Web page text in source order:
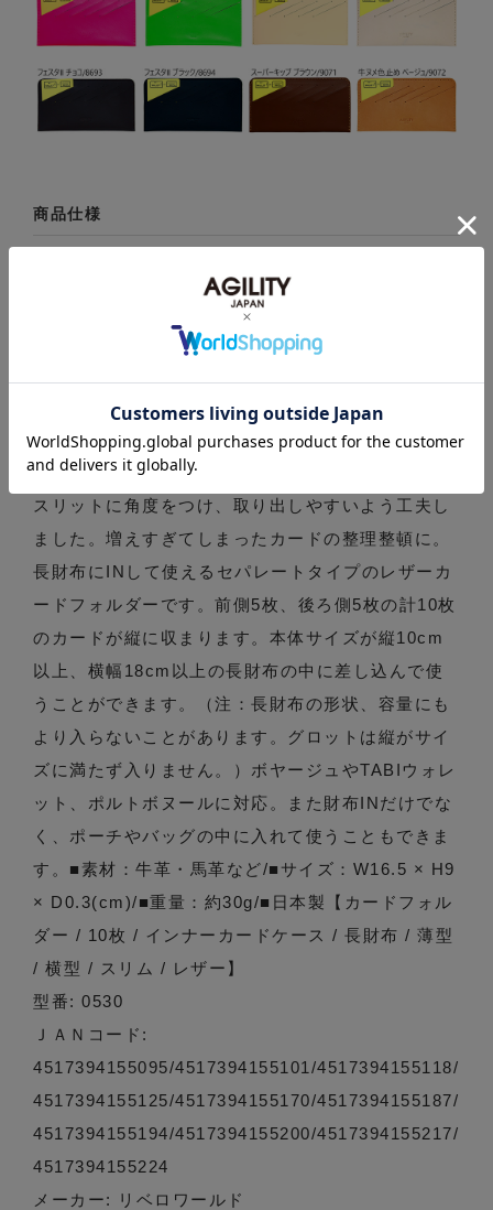
商品仕様
製品名: 『カードフォルダー』(全20色)カードの整
理はお任せ 計10枚のカードが収まるインナーカード
フォルダー(0530)
べく薄く仕上げるために、革にスリットを入れただ
けのシンプルなデザインにしました。前後のカード
は、内側に入れた硬めの芯材で仕切られています。
スリットに角度をつけ、取り出しやすいよう工夫し
ました。増えすぎてしまったカードの整理整頓に。
長財布にINして使えるセパレートタイプのレザーカ
ードフォルダーです。前側5枚、後ろ側5枚の計10枚
のカードが縦に収まります。本体サイズが縦10cm
以上、横幅18cm以上の長財布の中に差し込んで使
うことができます。（注：長財布の形状、容量にも
より入らないことがあります。グロットは縦がサイ
ズに満たず入りません。）ボヤージュやTABIウォレ
ット、ポルトボヌールに対応。また財布INだけでな
く、ポーチやバッグの中に入れて使うこともできま
す。■素材：牛革・馬革など/■サイズ：W16.5 × H9
× D0.3(cm)/■重量：約30g/■日本製【カードフォル
ダー / 10枚 / インナーカードケース / 長財布 / 薄型
/ 横型 / スリム / レザー】
型番: 0530
ＪＡＮコード:
4517394155095/4517394155101/4517394155118/
4517394155125/4517394155170/4517394155187/
4517394155194/4517394155200/4517394155217/
4517394155224
メーカー: リベロワールド